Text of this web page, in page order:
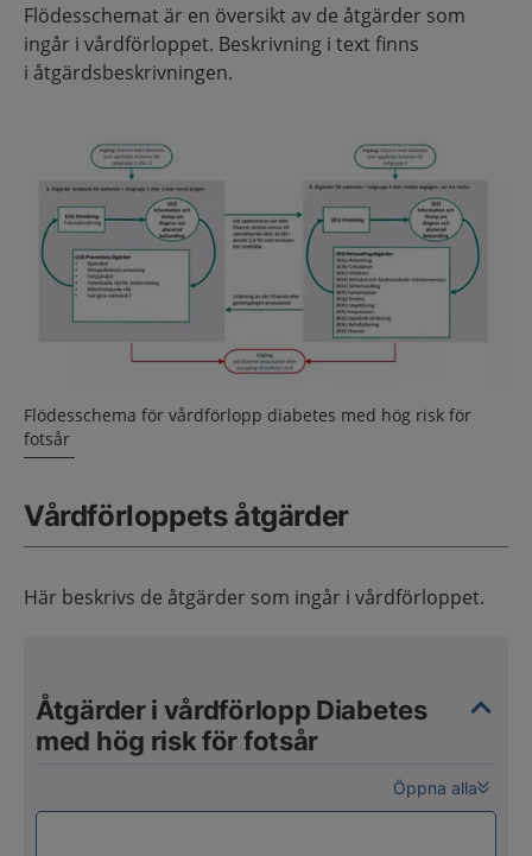
Flödesschemat är en översikt av de åtgärder som
ingår i vårdförloppet. Beskrivning i text finns
i åtgärdsbeskrivningen.
Flödesschema för vårdförlopp diabetes med hög risk för
fotsår
Vårdförloppets åtgärder
Här beskrivs de åtgärder som ingår i vårdförloppet.
Åtgärder i vårdförlopp Diabetes
med hög risk för fotsår
Öppna alla